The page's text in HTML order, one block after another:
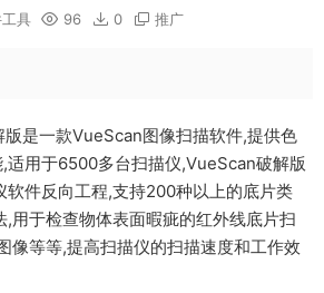
具 96 0 推广
是一款VueScan图像扫描软件,提供色
适用于6500多台扫描仪,VueScan破解版
软件反向工程,支持200种以上的底片类
,用于检查物体表面暇疵的红外线底片扫
像等等,提高扫描仪的扫描速度和工作效